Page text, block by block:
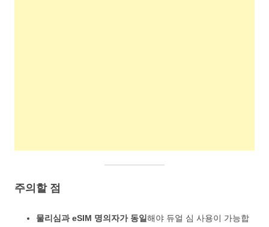
주의할 점
물리심과 eSIM 명의자가 동일해야 듀얼 심 사용이 가능합